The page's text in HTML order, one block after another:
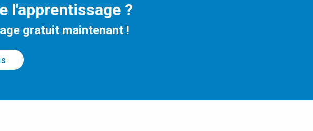
l'apprentissage ?
gratuit maintenant !